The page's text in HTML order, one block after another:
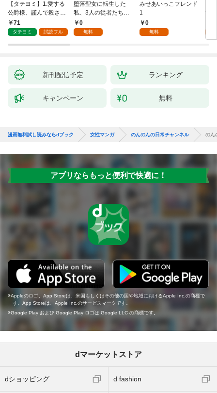
【タテヨミ】1.愛する
公爵様、謹んで殺させ
ていただきます！
71
タテヨミ 試読フル
堕落聖女に転生した
私、3人の従者たちに
抱かれて困ってます 第
1話
0
無料
みせあいっこフレンド
1
0
無料
す
ま
新刊配信予定 ランキング
キャンペーン 無料
漫画無料試し読みならdブック 女性マンガ のんのんの日常チャンネル のん
アプリならもっと便利で快適に！
Appleのロゴ、App Storeは、米国もしくはその他の国や地域におけるApple Inc.の商標で
す。App Storeは、Apple Inc.のサービスマークです。
Google Play および Google Play ロゴは Google LLC の商標です。
dマーケットストア
dショッピング d fashion